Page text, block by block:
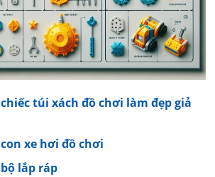
túi xách đồ chơi làm đẹp giả
xe hơi đồ chơi
lắp ráp